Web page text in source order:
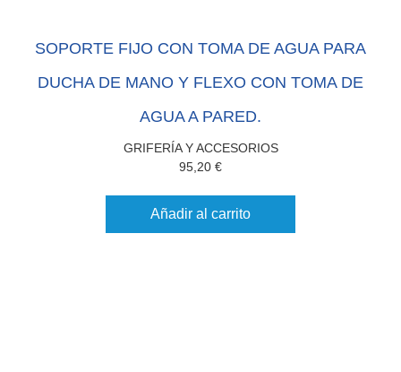
SOPORTE FIJO CON TOMA DE AGUA PARA
DUCHA DE MANO Y FLEXO CON TOMA DE
AGUA A PARED.
GRIFERÍA Y ACCESORIOS
95,20 €
Añadir al carrito